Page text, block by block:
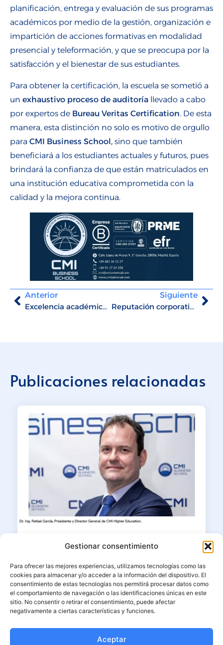
Gestionar consentimiento
Para ofrecer las mejores experiencias, utilizamos tecnologías como las
cookies para almacenar y/o acceder a la información del dispositivo. El
consentimiento de estas tecnologías nos permitirá procesar datos como
el comportamiento de navegación o las identificaciones únicas en este
sitio. No consentir o retirar el consentimiento, puede afectar
negativamente a ciertas características y funciones.
Aceptar
planificación, entrega y evaluación de sus programas
académicos por medio de la gestión, organización e
impartición de acciones formativas en modalidad
presencial y teleformación, y que se preocupa por la
satisfacción y el bienestar de sus estudiantes.
Para obtener la certificación, la escuela se sometió a
un exhaustivo proceso de auditoría llevado a cabo
por expertos de Bureau Veritas Certification. De esta
manera, esta distinción no solo es motivo de orgullo
para CMI Business School, sino que también
beneficiará a los estudiantes actuales y futuros, pues
brindará la confianza de que están matriculados en
una institución educativa comprometida con la
calidad y la mejora continua.
Anterior
Excelencia académica de CMI Business School ha sido destacada recientemente por ABC
Siguiente
Reputación corporativa y liderazgo basado en valores: Entrevista exclusiva de la Revista Corporate a Rafael García Martín
Publicaciones relacionadas
23/06/2026
Corresponsables: “La educación
superior debe formar líderes capaces
de unir ciencia, ética e impacto”
El presidente fundador y decano de CMI
Higher Education reflexiona